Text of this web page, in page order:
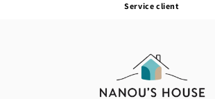
Service client